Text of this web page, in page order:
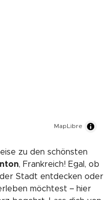
MapLibre
zu den schönsten
, Frankreich! Egal, ob
Stadt entdecken oder
möchtest – hier